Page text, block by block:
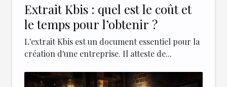
Extrait Kbis : quel est le coût et
le temps pour l’obtenir ?
L'extrait Kbis est un document essentiel pour la
création d'une entreprise. Il atteste de...